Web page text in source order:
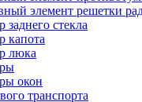
элемент решетки
заднего стекла
капота
люка
окон
транспорта